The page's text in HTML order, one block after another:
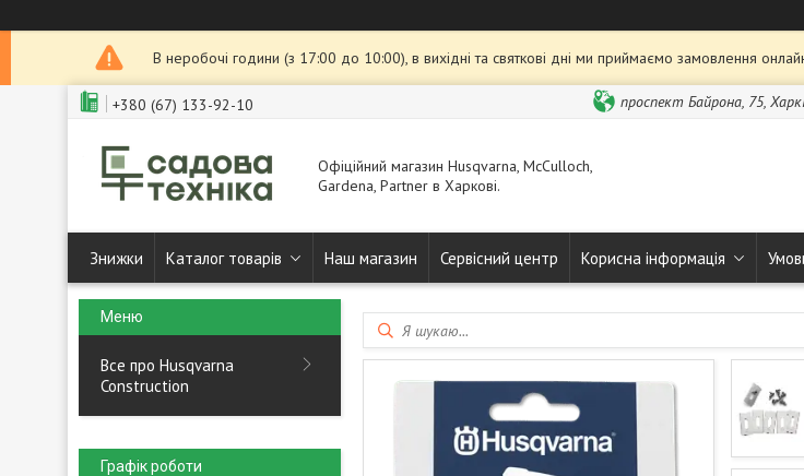
В неробочі години (з 17:00 до 10:00), в вихідні та святкові дні ми приймаємо замовлення
+380 (67) 133-92-10 проспект Байрона, 75,
Офіційний магазин Husqvarna, McCulloch,
Gardena, Partner в Харкові.
Знижки Каталог товарів Наш магазин Сервісний центр Корисна інформація
Все про Husqvarna
Construction
Графік роботи